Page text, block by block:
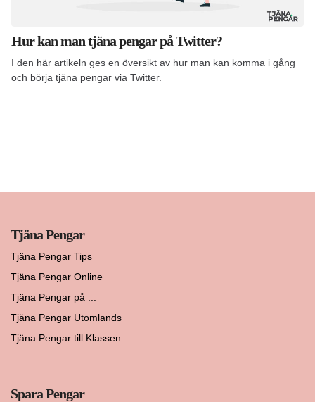
Hur kan man tjäna pengar på Twitter?
I den här artikeln ges en översikt av hur man kan komma i gång
och börja tjäna pengar via Twitter.
Tjäna Pengar
Tjäna Pengar Tips
Tjäna Pengar Online
Tjäna Pengar på ...
Tjäna Pengar Utomlands
Tjäna Pengar till Klassen
Spara Pengar